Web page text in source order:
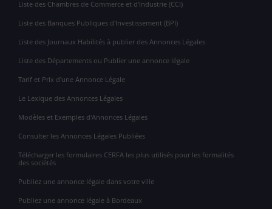
Liste des Chambres de Commerce et d'Industrie (CCI)
Liste des Banques Publiques d'Investissement (BPI)
Liste des Journaux Habilités à publier des Annonces Légales
Liste des Départements ou Publier une annonce légale
Tarif et Prix d'une Annonce Légale
Le Lexique des Annonces Légales
Modèles et Exemples d'Annonces Légales
Consulter les Annonces Légales Publiées
Télécharger les formulaires CERFA les plus utilisés pour les formalités
des sociétés
Publiez une annonce légale dans votre ville
Publiez une annonce légale à Bordeaux